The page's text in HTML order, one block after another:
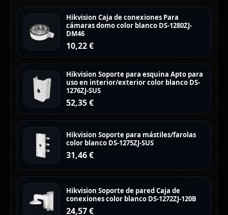
Hikvision Caja de conexiones Para
cámaras domo color blanco DS-1280ZJ-
DM46
10,22€
Hikvision Soporte para esquina Apto para
uso en interior/exterior color blanco DS-
1276ZJ-SUS
52,35€
Hikvision Soporte para mástiles/farolas
color blanco DS-1275ZJ-SUS
31,46€
Hikvision Soporte de pared Caja de
conexiones color blanco DS-1272ZJ-120B
24,57€